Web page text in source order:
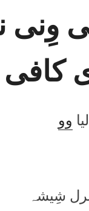
کافی
وو
سرل شِیشہ